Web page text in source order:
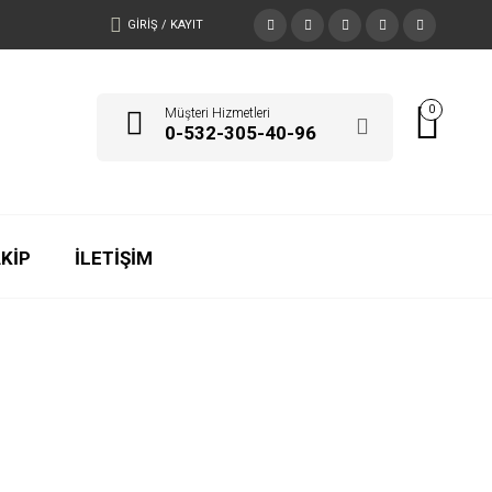
GIRIŞ / KAYIT
Müşteri Hizmetleri
0-532-305-40-96
0
İLETİŞİM